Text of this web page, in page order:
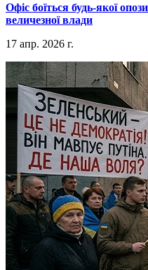
​Офіс боїться будь-якої
величезної влади
17 апр. 2026 г.